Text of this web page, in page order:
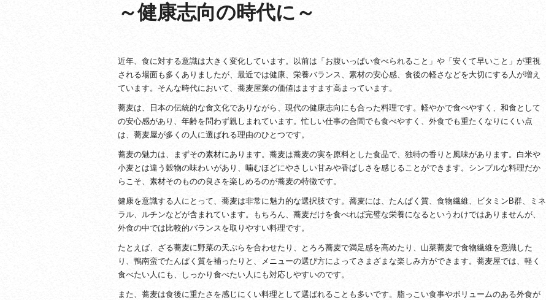
～健康志向の時代に～
近年、食に対する意識は大きく変化しています。以前は「お腹いっぱい食べられること」や「安くて早いこと」が重視
される場面も多くありましたが、最近では健康、栄養バランス、素材の安心感、食後の軽さなどを大切にする人が増え
ています。そんな時代において、蕎麦屋業の価値はますます高まっています。
蕎麦は、日本の伝統的な食文化でありながら、現代の健康志向にも合った料理です。軽やかで食べやすく、和食として
の安心感があり、年齢を問わず親しまれています。忙しい仕事の合間でも食べやすく、外食でも重たくなりにくい点
は、蕎麦屋が多くの人に選ばれる理由のひとつです。
蕎麦の魅力は、まずその素材にあります。蕎麦は蕎麦の実を原料とした食品で、独特の香りと風味があります。白米や
小麦とは違う穀物の味わいがあり、噛むほどにやさしい甘みや香ばしさを感じることができます。シンプルな料理だか
らこそ、素材そのものの良さを楽しめるのが蕎麦の特徴です。
健康を意識する人にとって、蕎麦は非常に魅力的な選択肢です。蕎麦には、たんぱく質、食物繊維、ビタミンB群、ミネ
ラル、ルチンなどが含まれています。もちろん、蕎麦だけを食べれば完璧な栄養になるというわけではありませんが、
外食の中では比較的バランスを取りやすい料理です。
たとえば、ざる蕎麦に野菜の天ぷらを合わせたり、とろろ蕎麦で満足感を高めたり、山菜蕎麦で食物繊維を意識した
り、鴨南蛮でたんぱく質を補ったりと、メニューの選び方によってさまざまな楽しみ方ができます。蕎麦屋では、軽く
食べたい人にも、しっかり食べたい人にも対応しやすいのです。
また、蕎麦は食後に重たさを感じにくい料理として選ばれることも多いです。脂っこい食事やボリュームのある外食が